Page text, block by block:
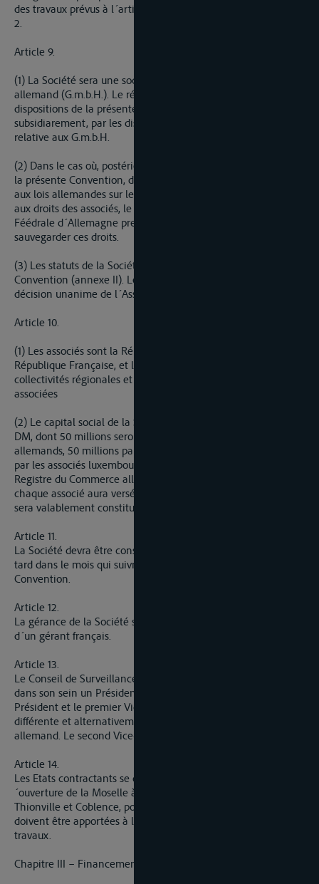
des travaux prévus à l´article 1 et les tâches définies à l´article
2.
Article 9.
(1) La Société sera une société à responsabilité limitée de droit
allemand (G.m.b.H.). Le régime de la Société est défini par les
dispositions de la présente Convention, par ses statuts et,
subsidiarement, par les dispositions de la loi allemande
relative aux G.m.b.H.
(2) Dans le cas où, postérieurement à l´entrée en vigueur de
la présente Convention, des modifications seraient apportées
aux lois allemandes sur les sociétés qui porteraient atteinte
aux droits des associés, le Gouvernement de la République
Féédrale d´Allemagne prendrait toutes mesures pour
sauvegarder ces droits.
(3) Les statuts de la Société sont annexés à la présente
Convention (annexe II). Les statuts peuvent être modifiés par
décision unanime de l´Assemblée Générale.
Article 10.
(1) Les associés sont la République Fédérale d´Allemagne, la
République Française, et le Grand-Duché de Luxembourg. Les
collectivités régionales et locales peuvent également être
associées
(2) Le capital social de la Société s´élèvera à 102 millions de
DM, dont 50 millions seront apportés par les associés
allemands, 50 millions par les associés français et 2 millions
par les associés luxembourgeois. La demande d´inscription au
Registre du Commerce allemand pourra être effectuée dès que
chaque associé aura versé 1/20me de son apport. La Société
sera valablement constituée après cette inscription.
Article 11.
La Société devra être constituée le plus tôt possible et au plus
tard dans le mois qui suivra l´entrée en vigueur de la
Convention.
Article 12.
La gérance de la Société se compose d´un gérant allemand et
d´un gérant français.
Article 13.
Le Conseil de Surveillance de la Société élit chaque année
dans son sein un Président et deux Vice-Présidents. Le
Président et le premier Vice-Président seront de nationalité
différente et alternativement, chaque année, français et
allemand. Le second Vice-Président sera luxembourgeois.
Article 14.
Les Etats contractants se consulteront, au plus tard lors de l
´ouverture de la Moselle à la grande navigation entre
Thionville et Coblence, pour déterminer les modifications qui
doivent être apportées à la Société après 1 achèvement des
travaux.
Chapitre III – Financement